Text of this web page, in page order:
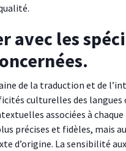
avec les
de la traduction et de
culturelles des langues
associées à
précises et fidèles, mais
d’origine. La sensibilité